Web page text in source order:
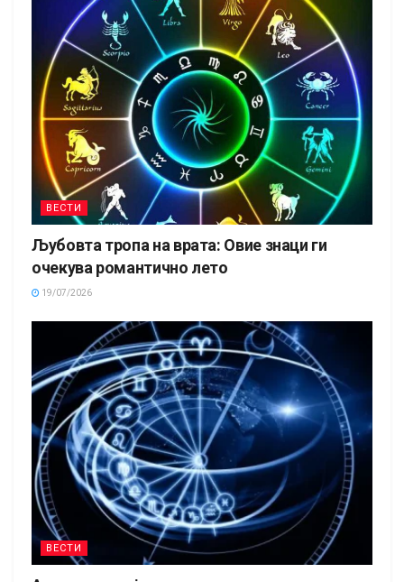
ВЕСТИ
Љубовта тропа на врата: Овие знаци ги
очекува романтично лето
19/07/2026
ВЕСТИ